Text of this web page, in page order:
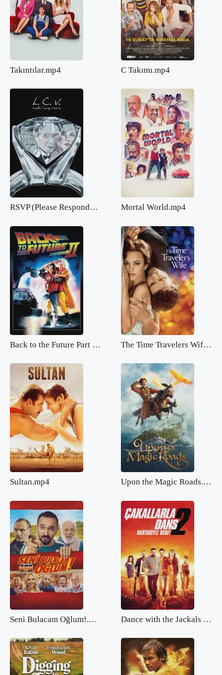
Takıntılar.mp4 C Takımı.mp4
RSVP (Please Respond).mp4 Mortal World.mp4
Back to the Future Part 2.mp4 The Time Travelers Wife.mp4
Sultan.mp4 Upon the Magic Roads.mp4
Seni Bulacam Oğlum!.mp4 Dance with the Jackals 2.mp4